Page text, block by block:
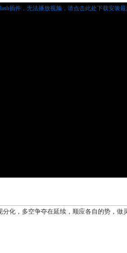
插件，无法播放视频， 请点击此处下载安装
化，多空争夺在延续，顺应各自的势，做